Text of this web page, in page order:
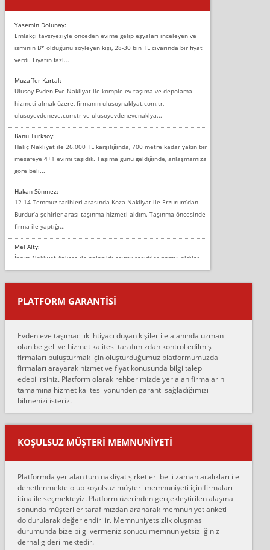
Yasemin Dolunay:
Emlakçı tavsiyesiyle önceden evime gelip eşyaları inceleyen ve
isminin B* olduğunu söyleyen kişi, 28-30 bin TL civarında bir fiyat
verdi. Fiyatın fazl...
Muzaffer Kartal:
Ulusoy Evden Eve Nakliyat ile komple ev taşıma ve depolama
hizmeti almak üzere, firmanın ulusoynaklyat.com.tr,
ulusoyevdeneve.com.tr ve ulusoyevdenevenaklya...
Banu Türksoy:
Haliç Nakliyat ile 26.000 TL karşılığında, 700 metre kadar yakın bir
mesafeye 4+1 evimi taşıdık. Taşıma günü geldiğinde, anlaşmamıza
göre beli...
Hakan Sönmez:
12-14 Temmuz tarihleri arasında Koza Nakliyat ile Erzurum’dan
Burdur’a şehirler arası taşınma hizmeti aldım. Taşınma öncesinde
firma ile yaptığı...
Mel Alty:
İnova Nakliyat Ankara ile anlaşıldı eşyayı taşıdılar parayı aldılar.
Salon duvarına bir baktım birisi boydan alüminyum renkli bantı
yapıştırm...
Murat:
çalıştıklarını, müş...
Ahmet:
Lüleburgaz güngünes evden eve naklyat eşyalarımı taşımak için
anlaştık sabah eve geldiklerinde de eşyalarımı düzgün şekilde
sarcaz demelerine r...
mehmet güldü:
Ankara ALİCANLAR NAKLİYAT Tutarsız ve ticari ahlak problemleri
var verdikleri fiyat teklifini arttırdılar. Sonrasında taşıma gününde
oldukça tutarsı...
Ankara Alicanlar naklyat tel 5465524025. 2600 TL'ye ankaradan
Konya ya Alicanlar naklyat la anlaştık bu şahıs evin taşınacağı gün
fiyatın mazoto gele...
Fatih kokmese:
Diyarbakır dan eşyamı getirtmek için anlaştım sözleşme yaptım.
Son anda fiyat artırdılar.. mecburiyetten tasittim.. bu kişiler ağrılı
PLATFORM GARANTİSİ
Evden eve taşımacılık ihtiyacı duyan kişiler ile alanında uzman
olan belgeli ve hizmet kalitesi tarafımızdan kontrol edilmiş
firmaları buluşturmak için oluşturduğumuz platformumuzda
firmaları arayarak hizmet ve fiyat konusunda bilgi talep
edebilirsiniz. Platform olarak rehberimizde yer alan firmaların
tamamına hizmet kalitesi yönünden garanti sağladığımızı
bilmenizi isteriz.
KOŞULSUZ MÜŞTERI MEMNUNIYETI
Platformda yer alan tüm nakliyat şirketleri belli zaman aralıkları ile
denetlenmekte olup koşulsuz müşteri memnuniyeti için firmaları
itina ile seçmekteyiz. Platform üzerinden gerçekleştirilen alaşma
sonunda müşteriler tarafımızdan aranarak memnuniyet anketi
doldurularak değerlendirilir. Memnuniyetsizlik oluşması
durumunda bize bilgi vermeniz sonucu memnuniyetsizliğiniz
derhal giderilmektedir.